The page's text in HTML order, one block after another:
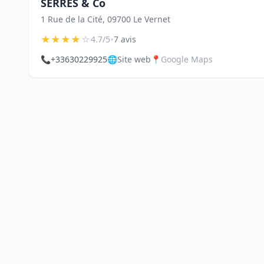
1 Rue de la Cité, 09700 Le Vernet
★★★★☆4.7/5•7 avis
📞+33630229925🌐Site web 📍 Google Maps